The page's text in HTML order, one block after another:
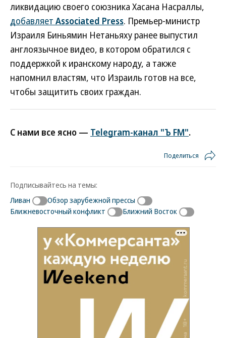
ликвидацию своего союзника Хасана Насраллы,
добавляет Associated Press. Премьер-министр
Израиля Биньямин Нетаньяху ранее выпустил
англоязычное видео, в котором обратился с
поддержкой к иранскому народу, а также
напомнил властям, что Израиль готов на все,
чтобы защитить своих граждан.
С нами все ясно — Telegram-канал "Ъ FM".
Поделиться
Подписывайтесь на темы:
Ливан
Обзор зарубежной прессы
Ближневосточный конфликт
Ближний Восток